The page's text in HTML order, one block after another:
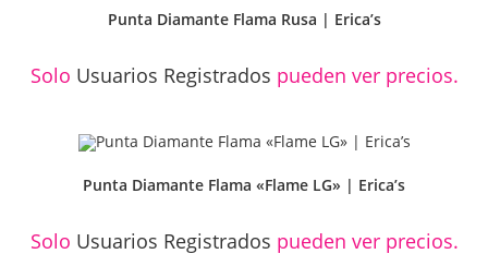
Punta Diamante Flama Rusa | Erica’s
Solo Usuarios Registrados pueden ver precios.
Punta Diamante Flama «Flame LG» | Erica’s
Solo Usuarios Registrados pueden ver precios.